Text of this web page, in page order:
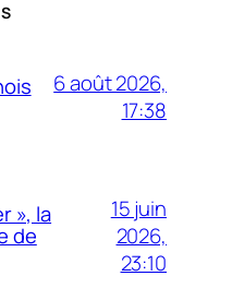
6 août 2026,
17:38
», la
de
15 juin
2026,
23:10